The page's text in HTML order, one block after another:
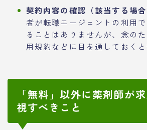
契約内容の確認（該当する場
者が転職エージェントの利用
ることはありませんが、念の
用規約などに目を通しておくと
「無料」以外に薬剤師が
視すべきこと